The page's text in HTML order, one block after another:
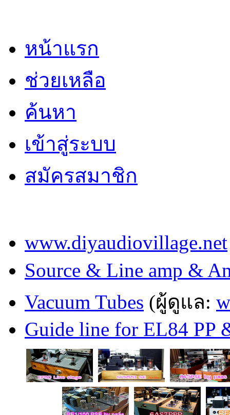
หน้าแรก
ช่วยเหลือ
ค้นหา
เข้าสู่ระบบ
สมัครสมาชิก
www.diyaudiovillage.net
Source & Line amp &
Vacuum Tubes (ผู้ดูแล:
Guide line for EL84 PP